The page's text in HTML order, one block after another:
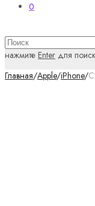
0
нажмите Enter для
Главная/Apple/iPhone/